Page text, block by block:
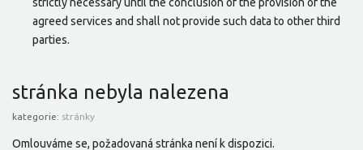
agreed services and shall not provide such data to other third
parties.
stránka nebyla nalezena
kategorie: stránky
Omlouváme se, požadovaná stránka není k dispozici.